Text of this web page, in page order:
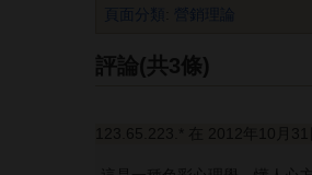
頁面分類 營銷理論
評論(共3條)